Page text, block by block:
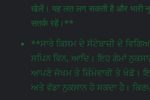
खेलें। यह लत लग सकती है और भारी
सतर्क रहें।**
**ਸਾਰੇ ਕਿਸਮ ਦੇ ਸੱਟੇਬਾਜ਼ੀ ਦੇ
ਸਪਿਨ ਵਿਨ, ਆਦਿ। ਇਹ ਗੇਮਾਂ
ਆਪਣੇ ਜੋਖਮ ਤੇ ਜ਼ਿੰਮੇਵਾਰੀ ਤੇ ਖੇਡੋ।
ਅਤੇ ਵੱਡਾ ਨੁਕਸਾਨ ਹੋ ਸਕਦਾ ਹੈ।